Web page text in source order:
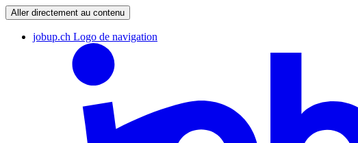
Aller directement au contenu
jobup.ch Logo de navigation